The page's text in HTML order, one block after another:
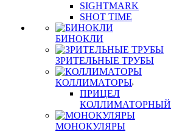
SIGHTMARK
SHOT TIME
БИНОКЛИ
ЗРИТЕЛЬНЫЕ ТРУБЫ
КОЛЛИМАТОРЫ
ПРИЦЕЛ
КОЛЛИМАТОРНЫЙ
МОНОКУЛЯРЫ